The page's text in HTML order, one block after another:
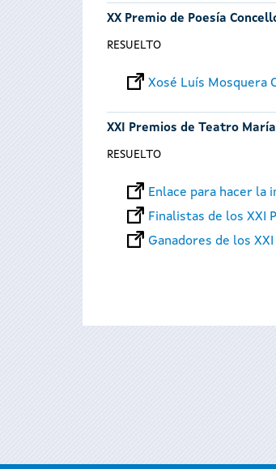
XX Premio de Poesía
RESUELTO
Xosé Luís Mosquera
XXI Premios de Teatro
RESUELTO
Enlace para hacer la
Finalistas de los XXI
Ganadores de los